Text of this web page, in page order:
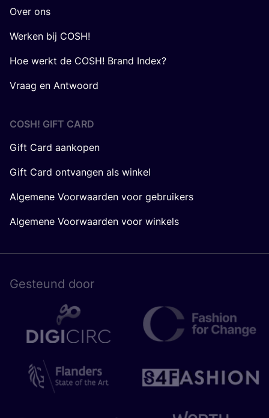
Over ons
Werken bij COSH!
Hoe werkt de COSH! Brand Index?
Vraag en Antwoord
COSH! GIFT CARD
Gift Card aankopen
Gift Card ontvangen als winkel
Algemene Voorwaarden voor gebruikers
Algemene Voorwaarden voor winkels
Gesteund door